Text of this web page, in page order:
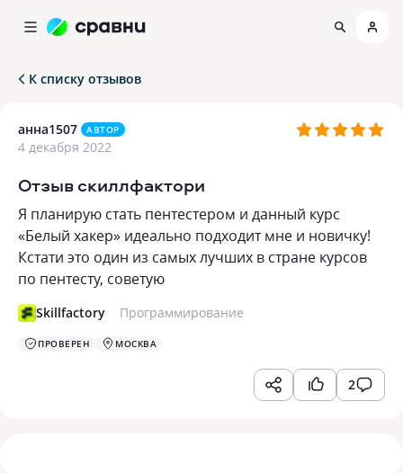
К списку отзывов
анна1507 АВТОР
4 декабря 2022
Отзыв скиллфактори
Я планирую стать пентестером и данный курс
«Белый хакер» идеально подходит мне и новичку!
Кстати это один из самых лучших в стране курсов
по пентесту, советую
Skillfactory Программирование
ПРОВЕРЕН МОСКВА
2